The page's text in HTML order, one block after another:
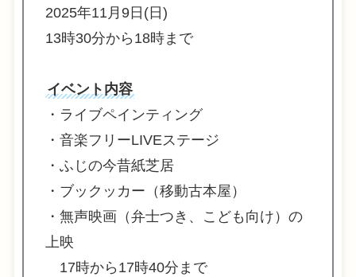
2025年11月9日(日)
13時30分から18時まで
イベント内容
・ライブペインティング
・音楽フリーLIVEステージ
・ふじの今昔紙芝居
・ブックッカー（移動古本屋）
・無声映画（弁士つき、こども向け）の
上映
17時から17時40分まで